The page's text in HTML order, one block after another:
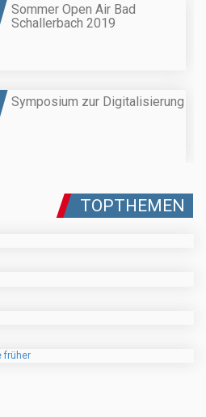
Sommer Open Air Bad
Schallerbach 2019
Symposium zur Digitalisierung
TOPTHEMEN